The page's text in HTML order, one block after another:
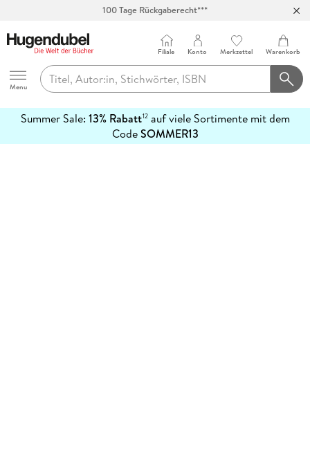
100 Tage Rückgaberecht***
Hugendubel
Menu
Filiale Konto Merkzettel Warenkorb
Summer Sale: 13% Rabatt12auf viele Sortimente mit dem
CodeSOMMER13
erfahren